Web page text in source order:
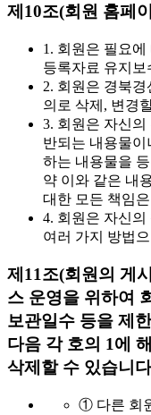
제10조(회원 홈페
1. 회원은 필요
등록자료 유지
2. 회원은 경북
의로 삭제, 변경
3. 회원은 자신
반되는 내용물이
하는 내용물을
약 이와 같은 내
대한 모든 책임
4. 회원은 자신
여러 가지 방법
제11조(회원의 게
스 운영을 위하여
보관일수 등을 제
다음 각 호의 1에
삭제할 수 있습니
① 다른 회